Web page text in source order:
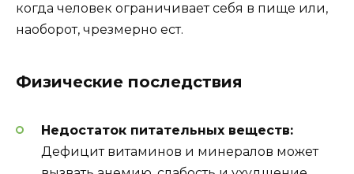
когда человек ограничивает себя в пище или,
наоборот, чрезмерно ест.
Физические последствия
Недостаток питательных веществ:
Дефицит витаминов и минералов может